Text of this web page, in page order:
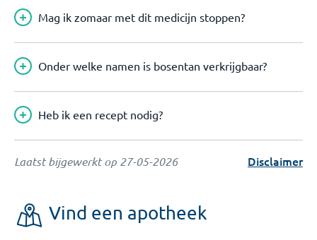
Mag ik zomaar met dit medicijn stoppen?
Onder welke namen is bosentan verkrijgbaar?
Heb ik een recept nodig?
Laatst bijgewerkt op 27-05-2026 Disclaimer
Vind een apotheek